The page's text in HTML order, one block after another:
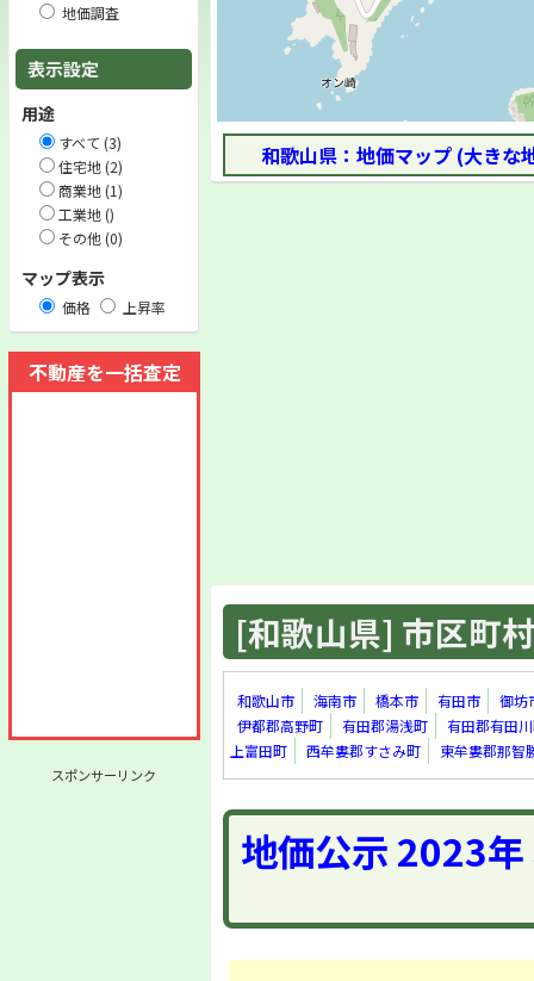
地価調査
表示設定
用途
すべて (3)
住宅地 (2)
商業地 (1)
工業地 ()
その他 (0)
マップ表示
価格 上昇率
不動産を一括査定
スポンサーリンク
和歌山県：地価マップ (大きな
[和歌山県] 市区町
和歌山市 海南市 橋本市 有田市
御坊
伊都郡高野町
有田郡湯浅町
有田郡有田
上富田町
西牟婁郡すさみ町 東牟婁郡那智
地価公示 2023